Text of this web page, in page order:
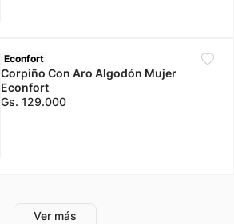
Econfort
Corpiño Con Aro Algodón Mujer
Econfort
Gs. 129.000